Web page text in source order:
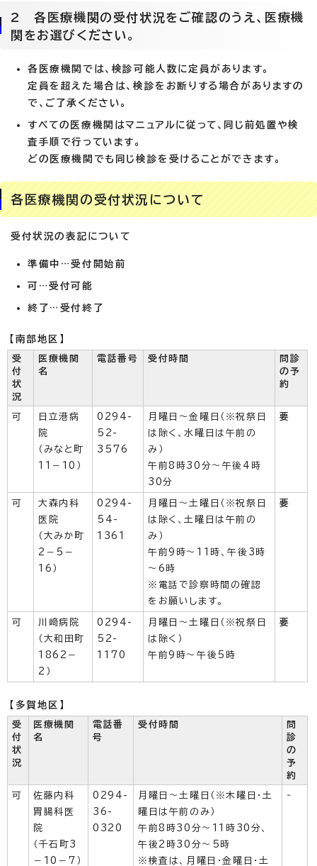
2 各医療機関の受付状況をご確認のうえ、医療機
関をお選びください。
各医療機関では、検診可能人数に定員があります。
定員を超えた場合は、検診をお断りする場合がありますの
で、ご了承ください。
すべての医療機関はマニュアルに従って、同じ前処置や検
査手順で行っています。
どの医療機関でも同じ検診を受けることができます。
各医療機関の受付状況について
受付状況の表記について
準備中…受付開始前
可…受付可能
終了…受付終了
【南部地区】
受
付
状
況
医療機関
名
電話番号 受付時間
問診
の予
約
可
日立港病
院
（みなと町
11－10）
0294-
52-
3576
月曜日～金曜日（※祝祭日
は除く、水曜日は午前の
み）
午前8時30分～午後4時
30分
要
可
大森内科
医院
（大みか町
2－5－
16）
0294-
54-
1361
月曜日～土曜日（※祝祭日
は除く、土曜日は午前の
み）
午前9時～11時、午後3時
～6時
※電話で診察時間の確認
をお願いします。
要
可
川﨑病院
（大和田町
1862－
2）
0294-
52-
1170
月曜日～土曜日（※祝祭日
は除く）
午前9時～午後5時
要
【多賀地区】
受
付
状
況
医療機関
名
電話番
号
受付時間
問
診
の
予
約
可
佐藤内科
胃腸科医
院
（千石町3
－10－7）
0294-
36-
0320
月曜日～土曜日（※木曜日・土
曜日は午前のみ）
午前8時30分～11時30分、
午後2時30分～5時
※検査は、月曜日・金曜日・土
‐